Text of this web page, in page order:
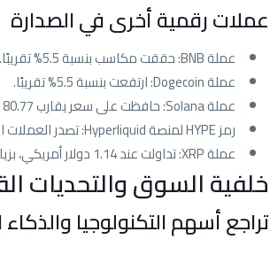
عملات رقمية أخرى في الصدارة
عملة BNB: حققت مكاسب بنسبة 5.5% تقريبًا.
عملة Dogecoin: ارتفعت بنسبة 5.5% تقريبًا.
عملة Solana: حافظت على سعر يقارب 80.77 دولار أمريكي، مسجلة ارتفاعًا أسبوعيًا بنسبة 11.2%.
رمز HYPE لمنصة Hyperliquid: تصدر العملات الكبرى بارتفاع قدره 14.6% على مدار الأسبوع.
عملة XRP: تداولت عند 1.14 دولار أمريكي، بزيادة 9.4% على مدار سبعة أيام.
خلفية السوق والتحديات
تراجع أسهم التكنولوجيا